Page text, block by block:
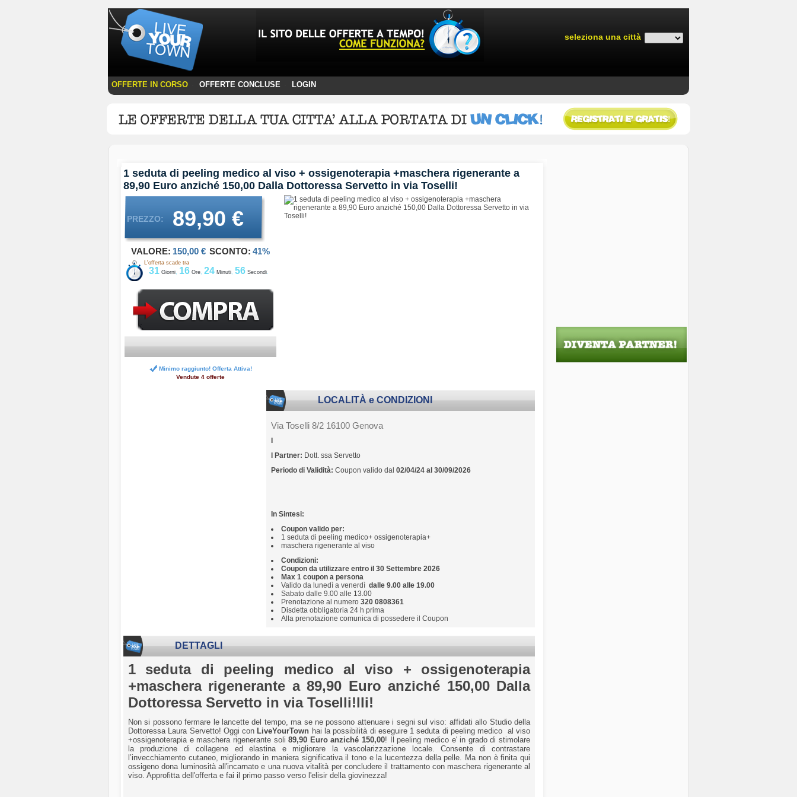
seleziona una città
OFFERTE IN CORSO OFFERTE CONCLUSE LOGIN
1 seduta di peeling medico al viso + ossigenoterapia +maschera rigenerante a
89,90 Euro anziché 150,00 Dalla Dottoressa Servetto in via Toselli!
PREZZO: 89,90 €
VALORE: 150,00 € SCONTO: 41%
L'offerta scade tra
31 Giorni, 16 Ore, 24 Minuti, 55 Secondi.
Minimo raggiunto! Offerta Attiva!
Vendute 4 offerte
LOCALITÀ e CONDIZIONI
Via Toselli 8/2 16100 Genova
l Partner: Dott. ssa Servetto
Periodo di Validità: Coupon valido dal 02/04/24 al 30/09/2026
In Sintesi:
Coupon valido per:
1 seduta di peeling medico+ ossigenoterapia+
maschera rigenerante al viso
Condizioni:
Coupon da utilizzare entro il 30 Settembre 2026
Max 1 coupon a persona
Valido da lunedì a venerdì dalle 9.00 alle 19.00
Sabato dalle 9.00 alle 13.00
Prenotazione al numero 320 0808361
Disdetta obbligatoria 24 h prima
Alla prenotazione comunica di possedere il Coupon
DETTAGLI
1 seduta di peeling medico al viso + ossigenoterapia
+maschera rigenerante a 89,90 Euro anziché 150,00 Dalla
Dottoressa Servetto in via Toselli!lli!
Non si possono fermare le lancette del tempo, ma se ne possono attenuare i segni sul viso: affidati allo Studio della
Dottoressa Laura Servetto! Oggi con LiveYourTown hai la possibilità di eseguire 1 seduta di peeling medico al viso
+ossigenoterapia e maschera rigenerante soli 89,90 Euro anziché 150,00! Il peeling medico e' in grado di stimolare
la produzione di collagene ed elastina e migliorare la vascolarizzazione locale. Consente di contrastare
l’invecchiamento cutaneo, migliorando in maniera significativa il tono e la lucentezza della pelle. Ma non è finita qui
ossigeno dona luminosità all'incarnato e una nuova vitalità per concludere il trattamento con maschera rigenerante al
viso. Approfitta dell'offerta e fai il primo passo verso l'elisir della giovinezza!